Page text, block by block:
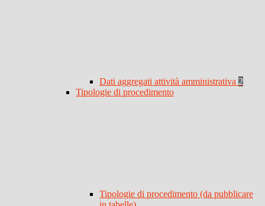
Dati aggregati attività amministrativa 2
Tipologie di procedimento
Tipologie di procedimento (da pubblicare